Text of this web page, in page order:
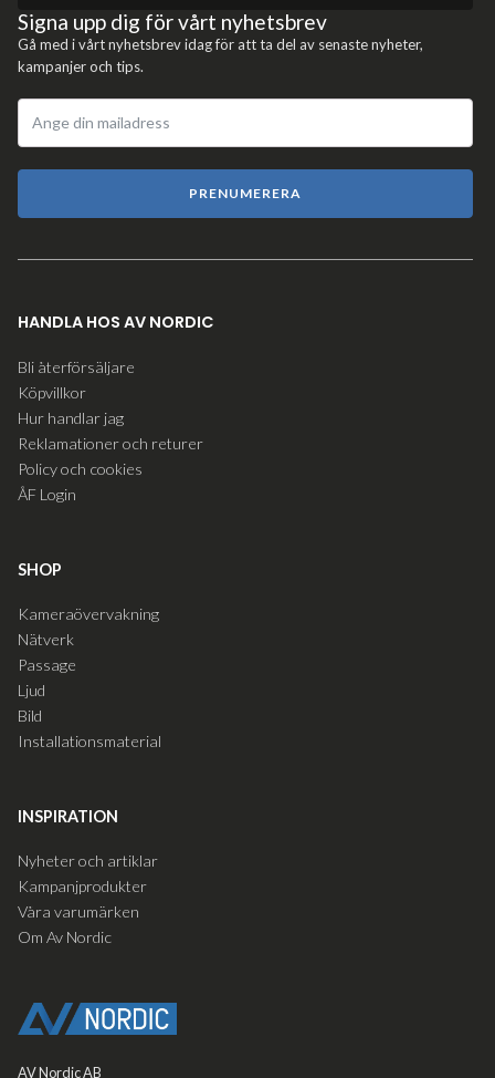
Signa upp dig för vårt nyhetsbrev
Gå med i vårt nyhetsbrev idag för att ta del av senaste nyheter,
kampanjer och tips.
PRENUMERERA
AV Nordic AB
HANDLA HOS AV NORDIC
Bli återförsäljare
Köpvillkor
Hur handlar jag
Reklamationer och returer
Policy och cookies
ÅF Login
SHOP
Kameraövervakning
Nätverk
Passage
Ljud
Bild
Installationsmaterial
INSPIRATION
Nyheter och artiklar
Kampanjprodukter
Våra varumärken
Om Av Nordic